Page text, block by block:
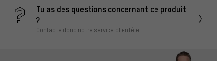
Tu as des questions concernant ce produit
?
Contacte donc notre service clientèle !